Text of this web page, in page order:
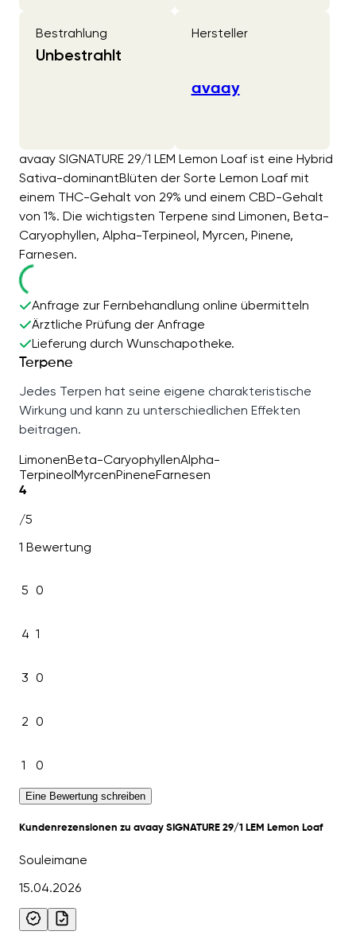
Bestrahlung
Unbestrahlt
Hersteller
avaay
avaay SIGNATURE 29/1 LEM Lemon Loaf ist eine Hybrid
Sativa-dominantBlüten der Sorte Lemon Loaf mit
einem THC-Gehalt von 29% und einem CBD-Gehalt
von 1%. Die wichtigsten Terpene sind Limonen, Beta-
Caryophyllen, Alpha-Terpineol, Myrcen, Pinene,
Farnesen.
Anfrage zur Fernbehandlung online übermitteln
Ärztliche Prüfung der Anfrage
Lieferung durch Wunschapotheke.
Terpene
Jedes Terpen hat seine eigene charakteristische
Wirkung und kann zu unterschiedlichen Effekten
beitragen.
LimonenBeta-CaryophyllenAlpha-
TerpineolMyrcenPineneFarnesen
4
/5
1 Bewertung
5 0
4 1
3 0
2 0
1 0
Eine Bewertung schreiben
Kundenrezensionen zu avaay SIGNATURE 29/1 LEM Lemon Loaf
Souleimane
15.04.2026